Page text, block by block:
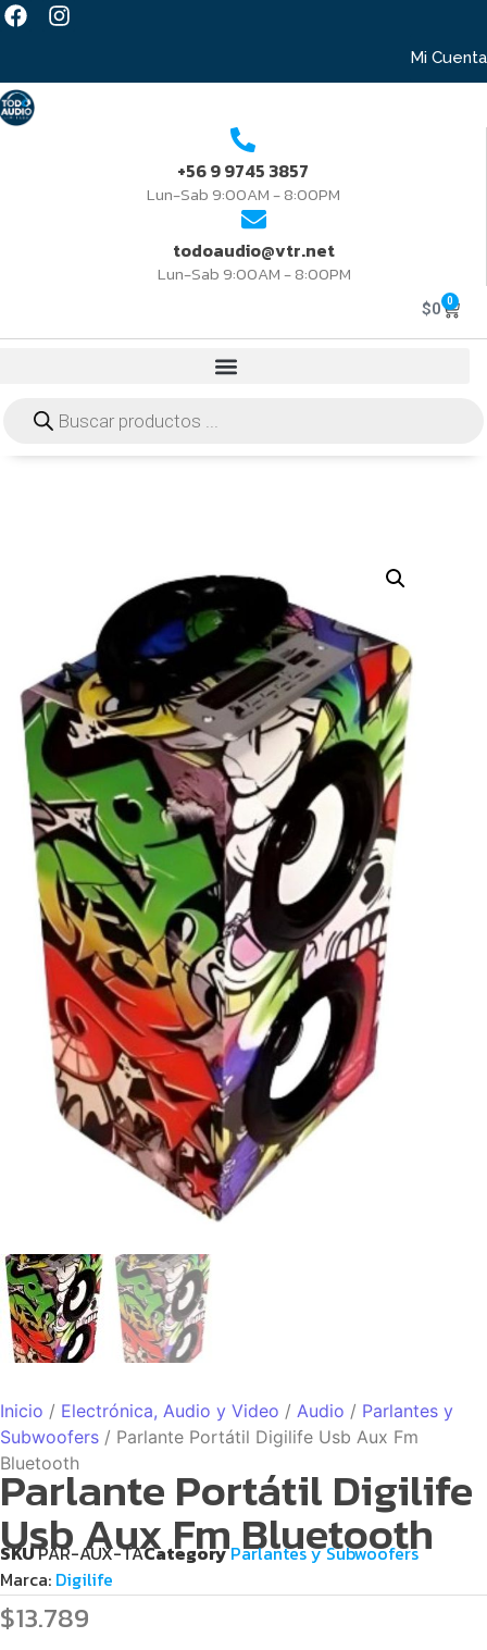
Mi Cuenta
+56 9 9745 3857
Lun-Sab 9:00AM - 8:00PM
todoaudio@vtr.net
Lun-Sab 9:00AM - 8:00PM
$0 0
Inicio / Electrónica, Audio y Video / Audio / Parlantes y
Subwoofers / Parlante Portátil Digilife Usb Aux Fm
Bluetooth
Parlante Portátil Digilife
Usb Aux Fm Bluetooth
SKUPAR-AUX-TACategory Parlantes y Subwoofers
Marca: Digilife
$13.789